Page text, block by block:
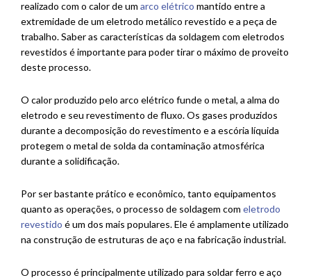
realizado com o calor de um arco elétrico mantido entre a
extremidade de um eletrodo metálico revestido e a peça de
trabalho. Saber as características da soldagem com eletrodos
revestidos é importante para poder tirar o máximo de proveito
deste processo.
O calor produzido pelo arco elétrico funde o metal, a alma do
eletrodo e seu revestimento de fluxo. Os gases produzidos
durante a decomposição do revestimento e a escória líquida
protegem o metal de solda da contaminação atmosférica
durante a solidificação.
Por ser bastante prático e econômico, tanto equipamentos
quanto as operações, o processo de soldagem com eletrodo
revestido é um dos mais populares. Ele é amplamente utilizado
na construção de estruturas de aço e na fabricação industrial.
O processo é principalmente utilizado para soldar ferro e aço